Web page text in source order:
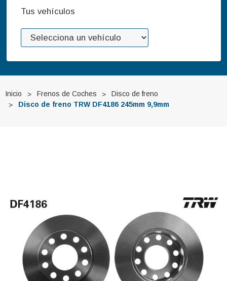
Tus vehículos
Inicio Frenos de Coches
Disco de freno
Disco de freno TRW DF4186 245mm 9,9mm